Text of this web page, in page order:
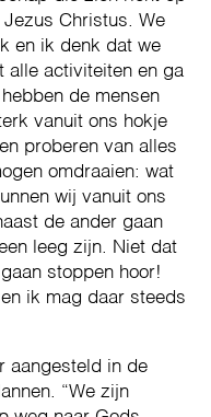
Christus. We
en ik denk dat we
alle activiteiten en ga
de mensen
vanuit ons hokje
proberen van alles
omdraaien: wat
wij vanuit ons
de ander gaan
leeg zijn. Niet dat
stoppen hoor!
ik mag daar steeds
aangesteld in de
“We zijn